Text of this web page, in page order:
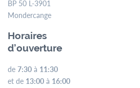
BP 50 L-3901
Mondercange
Horaires
d’ouverture
de 7:30 à 11:30
et de 13:00 à 16:00